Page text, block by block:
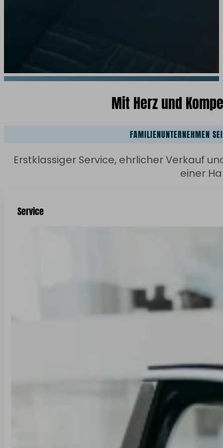
Mit Herz und
FAMILIENUNTERNEHMEN
Erstklassiger Service, ehrlicher Verkauf
einer
Service